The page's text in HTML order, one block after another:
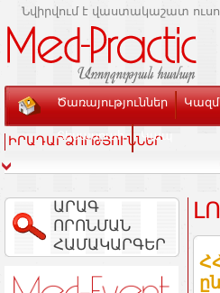
Նվիրվում է վաստակաշատ
Ծառայություններ
Տեսասրահ Կապ
ԻՐԱԴԱՐՁՈՒԹՅՈՒՆՆԵՐ
ԱՐԱԳ
ՈՐՈՆՄԱՆ
ՀԱՄԱԿԱՐԳԵՐ